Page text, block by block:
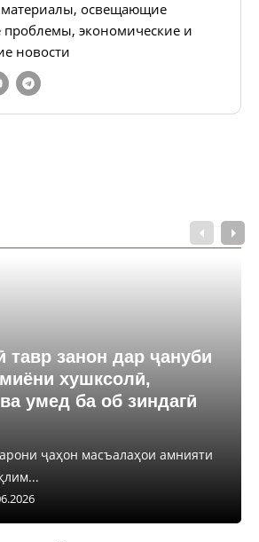
материалы, освещающие
экономические и
новости
тавр занон дар ҷануби
хушксолӣ,
умед ба об зиндагӣ
ҷаҳон масъалаҳои амнияти